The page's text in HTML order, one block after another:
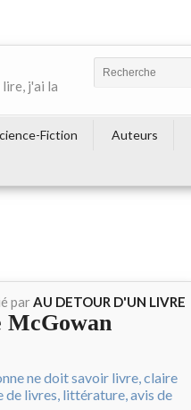
j'ai la
Fiction Auteurs
parAU DETOUR D'UN LIVRE
McGowan